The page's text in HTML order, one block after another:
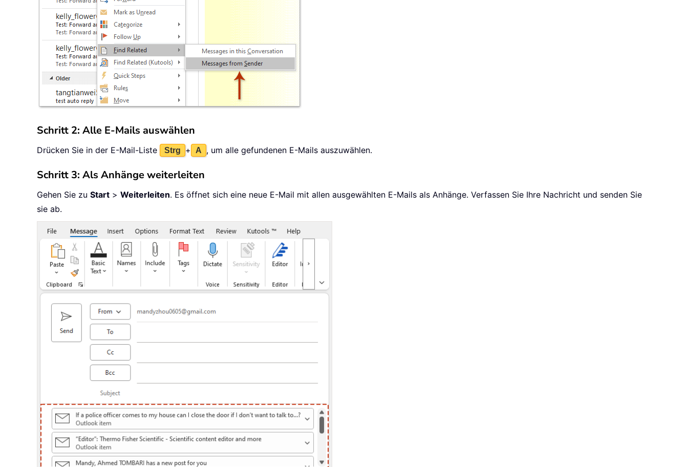
Schritt 2: Alle E-Mails auswählen
Drücken Sie in der E-Mail-Liste Strg + A , um alle gefundenen E-Mails auszuwählen.
Schritt 3: Als Anhänge weiterleiten
Gehen Sie zu Start > Weiterleiten. Es öffnet sich eine neue E-Mail mit allen ausgewählten E-Mails als Anhänge. Verfassen Sie Ihre Nachricht und senden Sie
sie ab.